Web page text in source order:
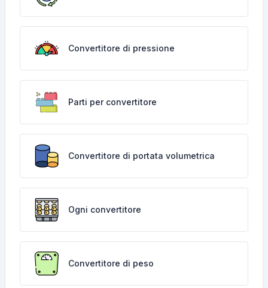
Convertitore di pressione
Parti per convertitore
Convertitore di portata volumetrica
Ogni convertitore
Convertitore di peso